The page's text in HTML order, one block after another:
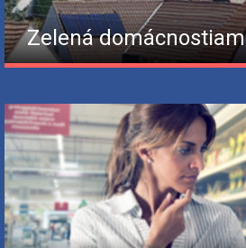
Zelená domácnostiam